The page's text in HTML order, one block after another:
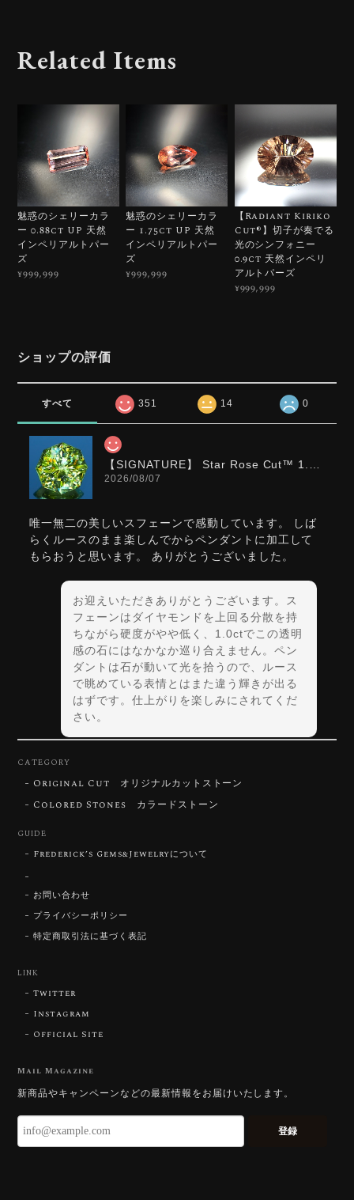
Related Items
魅惑のシェリーカラ
ー 0.88ct UP 天然
インペリアルトパー
ズ
¥999,999
魅惑のシェリーカラ
ー 1.75ct UP 天然
インペリアルトパー
ズ
¥999,999
【Radiant Kiriko
Cut®︎】切子が奏でる
光のシンフォニー
0.9ct 天然インペリ
アルトパーズ
¥999,999
ショップの評価
すべて 351 14 0
2026/08/07
唯一無二の美しいスフェーンで感動しています。 しば
らくルースのまま楽しんでからペンダントに加工して
もらおうと思います。 ありがとうございました。
お迎えいただきありがとうございます。ス
フェーンはダイヤモンドを上回る分散を持
ちながら硬度がやや低く、1.0ctでこの透明
感の石にはなかなか巡り合えません。ペン
ダントは石が動いて光を拾うので、ルース
で眺めている表情とはまた違う輝きが出る
はずです。仕上がりを楽しみにされてくだ
さい。
2026/07/30
いです。 ウルウルとギラギラを一度に見ることができ
る不思議なカットだと感じました。強い煌めきだけで
CATEGORY
Original Cut オリジナルカットストーン
Colored Stones カラードストーン
GUIDE
Frederick’s Gems&Jewelryについて
お問い合わせ
プライバシーポリシー
特定商取引法に基づく表記
LINK
Twitter
Instagram
Official Site
Mail Magazine
新商品やキャンペーンなどの最新情報をお届けいたします。
登録